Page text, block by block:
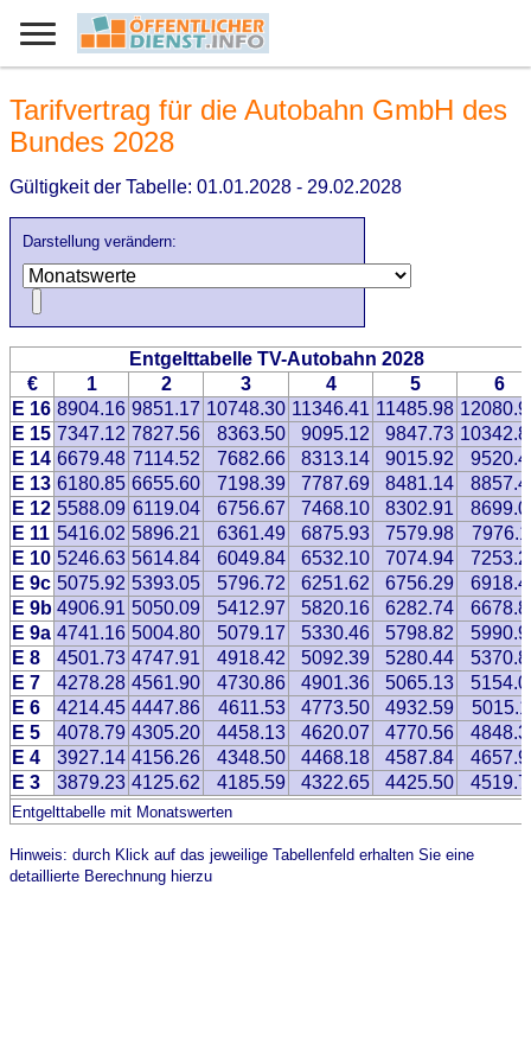
Darstellung verändern:
Tarifvertrag für die Autobahn GmbH des
Bundes 2028
Gültigkeit der Tabelle: 01.01.2028 - 29.02.2028
Entgelttabelle TV-Autobahn 2028
€
1 2 3 4 5
6
E 16 8904.16 9851.17 10748.30 11346.41 11485.98
E 15 7347.12 7827.56 8363.50 9095.12 9847.73
E 14 6679.48 7114.52 7682.66 8313.14 9015.92
E 13 6180.85 6655.60 7198.39 7787.69 8481.14
E 12 5588.09 6119.04 6756.67 7468.10 8302.91
E 11 5416.02 5896.21 6361.49 6875.93 7579.98
E 10 5246.63 5614.84 6049.84 6532.10 7074.94
E 9c 5075.92 5393.05 5796.72 6251.62 6756.29
E 9b 4906.91 5050.09 5412.97 5820.16 6282.74
E 9a 4741.16 5004.80 5079.17 5330.46 5798.82
E 8
4501.73 4747.91 4918.42 5092.39 5280.44
E 7
4278.28 4561.90 4730.86 4901.36 5065.13
E 6
4214.45 4447.86 4611.53 4773.50 4932.59
E 5
4078.79 4305.20 4458.13 4620.07 4770.56
E 4
3927.14 4156.26 4348.50 4468.18 4587.84
E 3
3879.23 4125.62 4185.59 4322.65 4425.50
Entgelttabelle mit Monatswerten
Hinweis: durch Klick auf das jeweilige Tabellenfeld erhalten Sie eine
detaillierte Berechnung hierzu